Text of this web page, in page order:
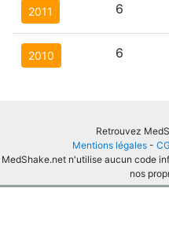
2011 6
2010 6
Retrouvez
Mentions légales -
MedShake.net n'utilise aucun code
nos